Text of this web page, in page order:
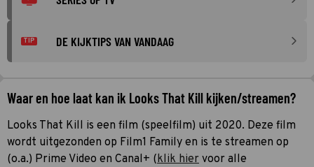
TIP DE KIJKTIPS VAN VANDAAG
Waar en hoe laat kan ik Looks That Kill kijken/streamen?
Looks That Kill is een film (speelfilm) uit 2020. Deze film
wordt uitgezonden op Film1 Family en is te streamen op
(o.a.) Prime Video en Canal+ (klik hier voor alle